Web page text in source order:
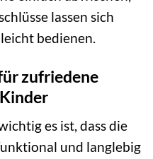
lassen sich
bedienen.
zufriedene
es ist, dass die
und langlebig